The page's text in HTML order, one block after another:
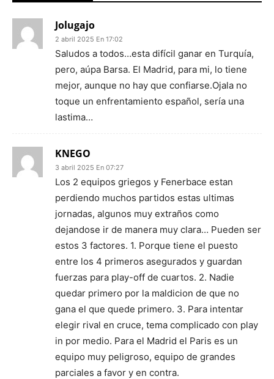
Jolugajo
2 abril 2025 En 17:02
Saludos a todos…esta difícil ganar en Turquía,
pero, aúpa Barsa. El Madrid, para mi, lo tiene
mejor, aunque no hay que confiarse.Ojala no
toque un enfrentamiento español, sería una
lastima…
KNEGO
3 abril 2025 En 07:27
Los 2 equipos griegos y Fenerbace estan
perdiendo muchos partidos estas ultimas
jornadas, algunos muy extraños como
dejandose ir de manera muy clara… Pueden ser
estos 3 factores. 1. Porque tiene el puesto
entre los 4 primeros asegurados y guardan
fuerzas para play-off de cuartos. 2. Nadie
quedar primero por la maldicion de que no
gana el que quede primero. 3. Para intentar
elegir rival en cruce, tema complicado con play
in por medio. Para el Madrid el Paris es un
equipo muy peligroso, equipo de grandes
parciales a favor y en contra.